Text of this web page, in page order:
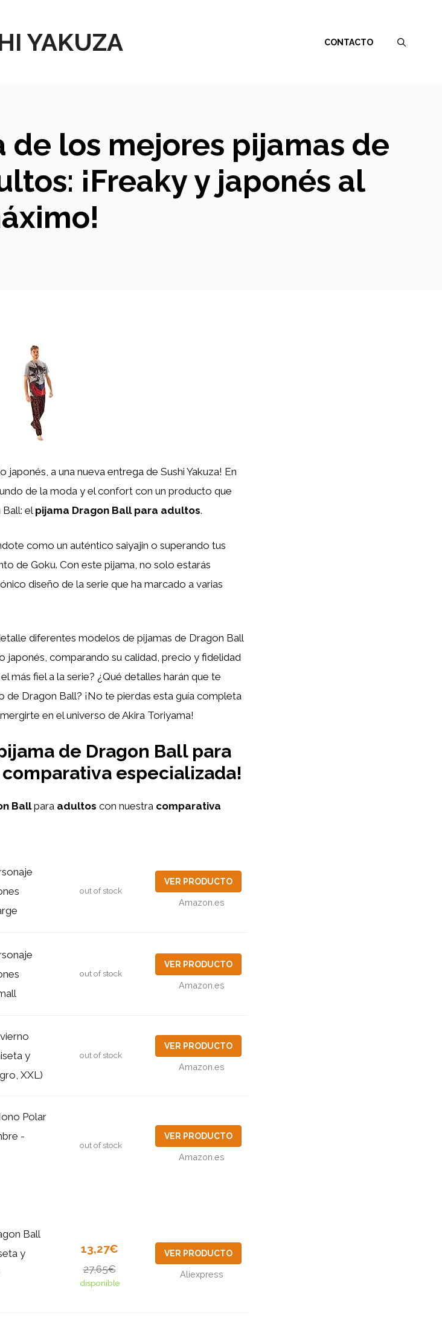
YAKUZA CONTACTO
los mejores pijamas de
¡Freaky y japonés al
japonés, a una nueva entrega de Sushi Yakuza! En
de la moda y el confort con un producto que
Ball: elpijama Dragon Ball para adultos.
como un auténtico saiyajin o superando tus
de Goku. Con este pijama, no solo estarás
diseño de la serie que ha marcado a varias
diferentes modelos de pijamas de Dragon Ball
japonés, comparando su calidad, precio y fidelidad
más fiel a la serie? ¿Qué detalles harán que te
de Dragon Ball? ¡No te pierdas esta guía completa
en el universo de Akira Toriyama!
de Dragon Ball para
especializada!
Ballpara adultos con nuestra comparativa
out of stock
VER PRODUCTO
Amazon.es
out of stock
VER PRODUCTO
Amazon.es
y
XXL)
out of stock
VER PRODUCTO
Amazon.es
Polar
-
out of stock
VER PRODUCTO
Amazon.es
Ball
y
13,27€
27,65€
disponible
VER PRODUCTO
Aliexpress